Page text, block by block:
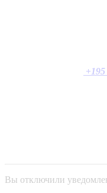
+195
Вы отключили